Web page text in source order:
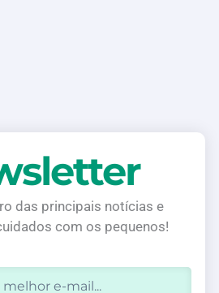
das principais notícias e
com os pequenos!